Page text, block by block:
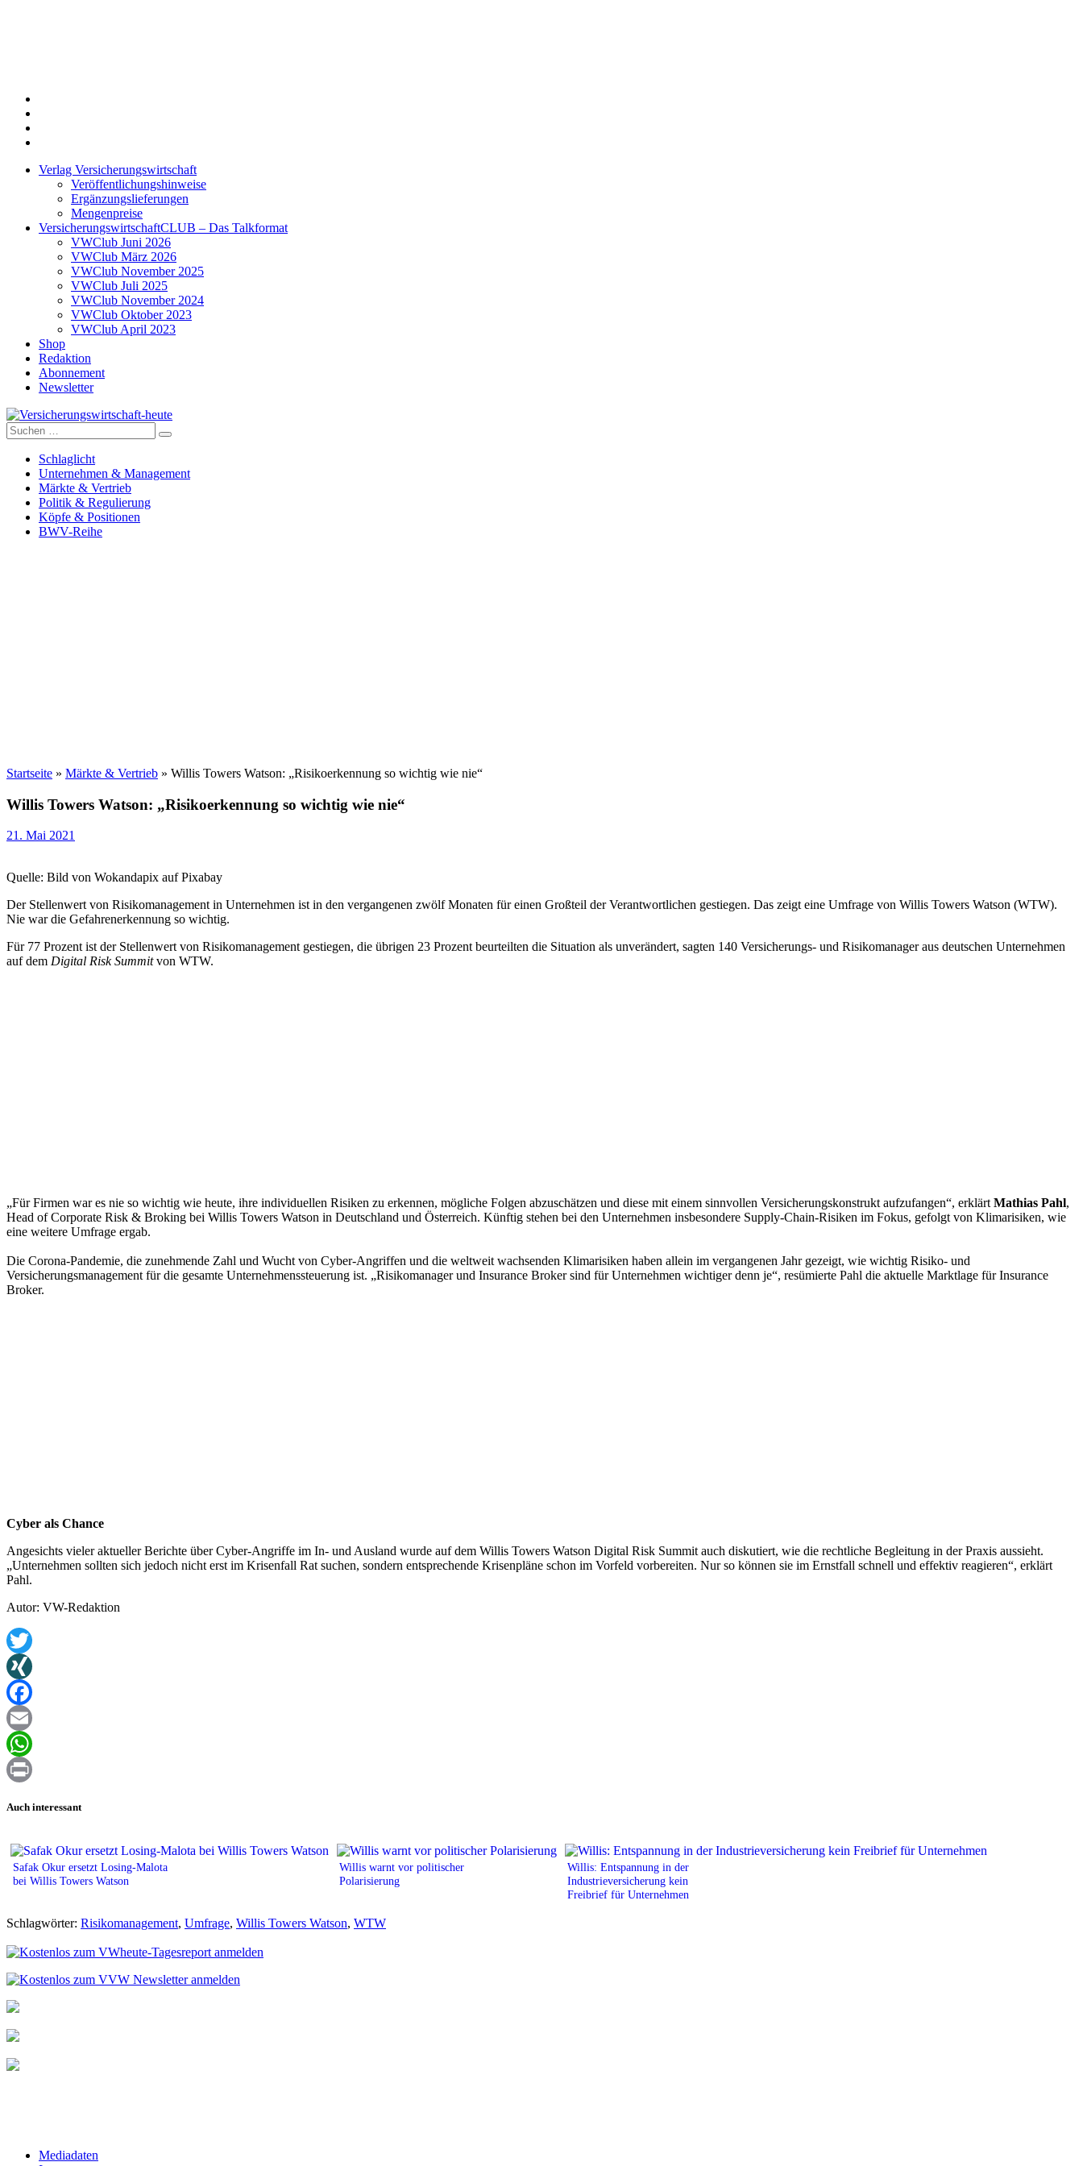
Verlag Versicherungswirtschaft
Veröffentlichungshinweise
Ergänzungslieferungen
Mengenpreise
VersicherungswirtschaftCLUB – Das Talkformat
VWClub Juni 2026
VWClub März 2026
VWClub November 2025
VWClub Juli 2025
VWClub November 2024
VWClub Oktober 2023
VWClub April 2023
Shop
Redaktion
Abonnement
Newsletter
Versicherungswirtschaft-heute
Suche
nach:
Schlaglicht
Unternehmen & Management
Märkte & Vertrieb
Politik & Regulierung
Köpfe & Positionen
BWV-Reihe
Startseite » Märkte & Vertrieb » Willis Towers Watson: „Risikoerkennung so wichtig wie nie“
Willis Towers Watson: „Risikoerkennung so wichtig wie nie“
21. Mai 2021
Quelle: Bild von Wokandapix auf Pixabay
Der Stellenwert von Risikomanagement in Unternehmen ist in den vergangenen zwölf Monaten für einen Großteil der Verantwortlichen gestiegen. Das zeigt eine Umfrage von Willis Towers Watson (WTW).
Nie war die Gefahrenerkennung so wichtig.
Für 77 Prozent ist der Stellenwert von Risikomanagement gestiegen, die übrigen 23 Prozent beurteilten die Situation als unverändert, sagten 140 Versicherungs- und Risikomanager aus deutschen Unternehmen
auf dem Digital Risk Summitvon WTW.
„Für Firmen war es nie so wichtig wie heute, ihre individuellen Risiken zu erkennen, mögliche Folgen abzuschätzen und diese mit einem sinnvollen Versicherungskonstrukt aufzufangen“, erklärtMathias Pahl,
Head of Corporate Risk & Broking bei Willis Towers Watson in Deutschland und Österreich. Künftig stehen bei den Unternehmen insbesondere Supply-Chain-Risiken im Fokus, gefolgt von Klimarisiken, wie
eine weitere Umfrage ergab.
Die Corona-Pandemie, die zunehmende Zahl und Wucht von Cyber-Angriffen und die weltweit wachsenden Klimarisiken haben allein im vergangenen Jahr gezeigt, wie wichtig Risiko- und
Versicherungsmanagement für die gesamte Unternehmenssteuerung ist. „Risikomanager und Insurance Broker sind für Unternehmen wichtiger denn je“, resümierte Pahl die aktuelle Marktlage für Insurance
Broker.
Cyber als Chance
Angesichts vieler aktueller Berichte über Cyber-Angriffe im In- und Ausland wurde auf dem Willis Towers Watson Digital Risk Summit auch diskutiert, wie die rechtliche Begleitung in der Praxis aussieht.
„Unternehmen sollten sich jedoch nicht erst im Krisenfall Rat suchen, sondern entsprechende Krisenpläne schon im Vorfeld vorbereiten. Nur so können sie im Ernstfall schnell und effektiv reagieren“, erklärt
Pahl.
Autor: VW-Redaktion
Twitter
XING
Facebook
Email
WhatsApp
Auch interessant
Safak Okur ersetzt Losing-Malota
bei Willis Towers Watson
Willis warnt vor politischer
Polarisierung
Willis: Entspannung in der
Industrieversicherung kein
Freibrief für Unternehmen
Schlagwörter: Risikomanagement, Umfrage, Willis Towers Watson, WTW
Mediadaten